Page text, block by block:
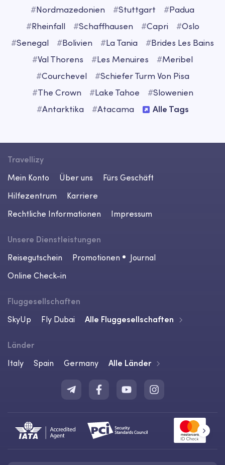
#Nordmazedonien #Stuttgart #Padua
#Rheinfall #Schaffhausen #Capri #Oslo
#Senegal #Bolivien #La Tania #Brides Les Bains
#Val Thorens #Les Menuires #Meribel
#Courchevel #Schiefer Turm Von Pisa
#The Crown #Lake Tahoe #Slowenien
#Antarktika #Atacama Alle Tags
Travellizy
Mein Konto
Über uns
Fürs Geschäft
Hilfezentrum
Karriere
Rechtliche Informationen
Impressum
Unsere Dienstleistungen
Reisegutschein
Promotionen
Journal
Online Check-in
Fluggesellschaften
SkyUp
Fly Dubai Alle Fluggesellschaften
Länder
Italy
Spain Germany Alle Länder